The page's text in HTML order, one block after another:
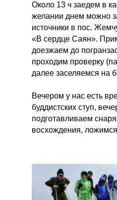
Около 13 ч заедем в
желании днем можно
источники в пос.
«В сердце Саян».
доезжаем до
проходим проверку
далее заселяемся на
Вечером у нас есть
буддистских ступ,
подготавливаем
восхождения,